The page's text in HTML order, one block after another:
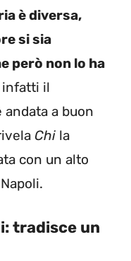
è diversa,
si sia
però non lo ha
infatti il
a buon
Chi la
con un alto
tradisce un